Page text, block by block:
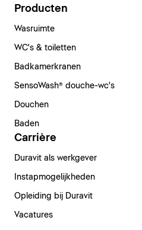
Producten
Wasruimte
WC's & toiletten
Badkamerkranen
SensoWash® douche-wc's
Douchen
Baden
Carrière
Duravit als werkgever
Instapmogelijkheden
Opleiding bij Duravit
Vacatures